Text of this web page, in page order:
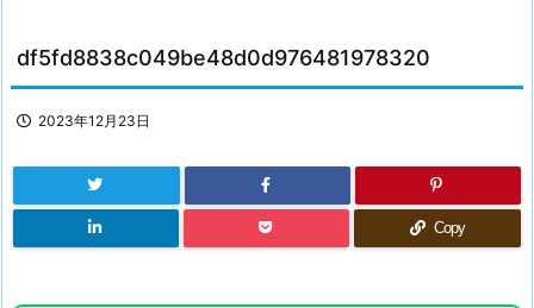
df5fd8838c049be48d0d976481978320
2023年12月23日
Copy